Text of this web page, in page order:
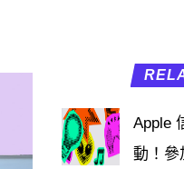
Apple
動！參